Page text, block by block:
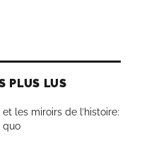
PLUS LUS
les miroirs de l’histoire:
quo